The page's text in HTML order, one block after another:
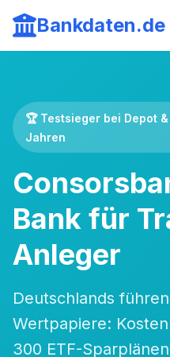
Bankdaten.de
🏆 Testsieger bei Depot
Jahren
Bank für
Anleger
Deutschlands
Wertpapiere:
300 ETF-